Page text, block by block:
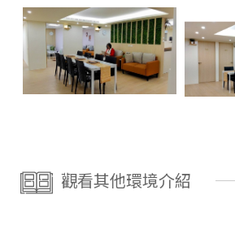
觀看其他環境介紹